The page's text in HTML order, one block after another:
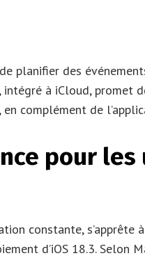
planifier des
à iCloud, promet
complément de
pour
constante, s’apprête
d’iOS 18.3. Selon